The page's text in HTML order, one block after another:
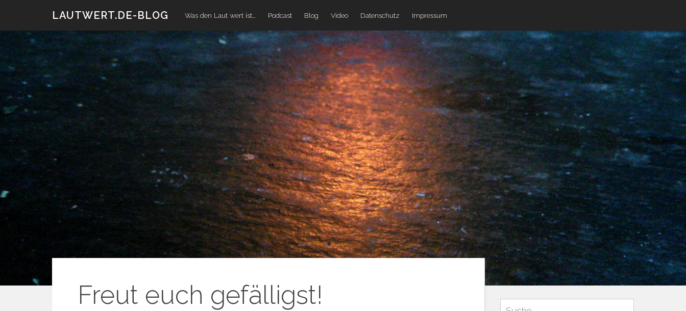
LAUTWERT.DE-BLOG Was den Laut wert ist… Podcast Blog Video Datenschutz Impressum
Freut euch gefälligst! Suchen